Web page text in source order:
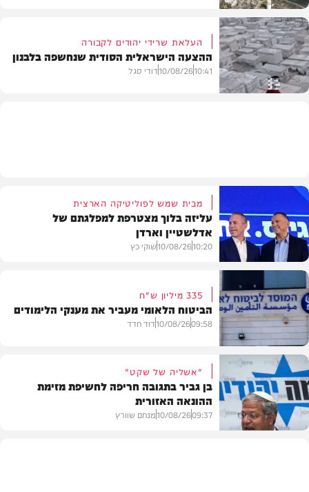
חדשות
העלאת שרידי יהודים לקבורה
ההצעה הישראלית הסודית שנחשפה בלבנון
10:41
10/08/26דודי סגל
חדשות
מבית שמש לפוליטיקה הארצית
עליזה בלוך מצטרפת למפלגתם של
אדלשטיין וארדן
10:20
10/08/26שוקי כץ
חדשות
335 מיליון ש"ח
הביטוח הלאומי מעביר את מענקי הלימודים
09:58
10/08/26דוד חדד
"אשליה של שקט"
בן גביר בתגובה חריפה לחשיפת מזימת
ההונאה האזורית
09:37
10/08/26מנחם שוורץ